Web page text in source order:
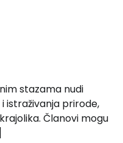
stazama nudi
istraživanja prirode,
Članovi mogu